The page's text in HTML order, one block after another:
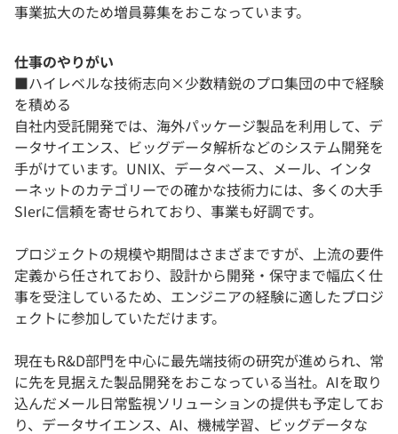
事業拡大のため増員募集をおこなっています。
仕事のやりがい
■ハイレベルな技術志向×少数精鋭のプロ集団の中で経験
を積める
自社内受託開発では、海外パッケージ製品を利用して、デ
ータサイエンス、ビッグデータ解析などのシステム開発を
手がけています。UNIX、データベース、メール、インタ
ーネットのカテゴリーでの確かな技術力には、多くの大手
SIerに信頼を寄せられており、事業も好調です。
プロジェクトの規模や期間はさまざまですが、上流の要件
定義から任されており、設計から開発・保守まで幅広く仕
事を受注しているため、エンジニアの経験に適したプロジ
ェクトに参加していただけます。
現在もR&D部門を中心に最先端技術の研究が進められ、常
に先を見据えた製品開発をおこなっている当社。AIを取り
込んだメール日常監視ソリューションの提供も予定してお
り、データサイエンス、AI、機械学習、ビッグデータな